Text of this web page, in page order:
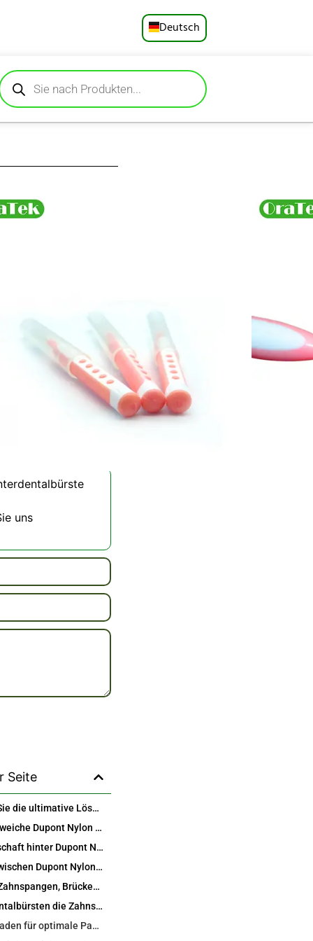
Deutsch
Русский
Español
Nylon für
extraweichen
bieten
Mund,
Der flexible,
in schwer
% mehr Plaque
und
langlebig und
tägliches
Erhalten Sie
uns
Seite
Entdecken Sie die ultimative Lösung für die Interdentalreinigung mit weichen Dupont Nylonbürsten
Warum das weiche Dupont Nylon die Interdentalpflege revolutioniert
Die Wissenschaft hinter Dupont Nylonborsten
Vergleich zwischen Dupont Nylon und normalem Nylon: Ein klarer Sieger
Perfekt für Zahnspangen, Brücken, Implantate und alltägliche Mundhygiene
Wie Interdentalbürsten die Zahnseide in wichtigen Bereichen übertreffen
Größenleitfaden für optimale Passform